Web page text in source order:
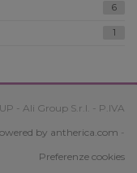
6
1
- Ali Group S.r.l. - P.IVA
by antherica.com -
Preferenze cookies